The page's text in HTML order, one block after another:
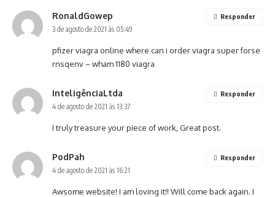
RonaldGowep
3 de agosto de 2021 às 05:49
pfizer viagra online where can i order viagra super forse
rnsqenv– wham 1180 viagra
Responder
InteligênciaLtda
4 de agosto de 2021 às 13:37
I truly treasure your piece of work, Great post.
Responder
PodPah
4 de agosto de 2021 às 16:21
Awsome website! I am loving it!! Will come back again. I
Responder